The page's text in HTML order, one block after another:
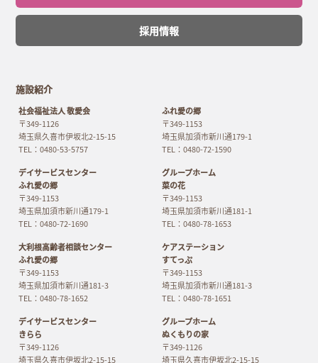
採用情報
施設紹介
社会福祉法人 敬愛会
〒349-1126
埼玉県久喜市伊坂北2-15-15
TEL：0480-53-5757
ふれ愛の郷
〒349-1153
埼玉県加須市新川通179-1
TEL：0480-72-1590
デイサービスセンター
ふれ愛の郷
〒349-1153
埼玉県加須市新川通179-1
TEL：0480-72-1690
グループホーム
菜の花
〒349-1153
埼玉県加須市新川通181-1
TEL：0480-78-1653
大利根高齢者相談センター
ふれ愛の郷
〒349-1153
埼玉県加須市新川通181-3
TEL：0480-78-1652
ケアステーション
すてっぷ
〒349-1153
埼玉県加須市新川通181-3
TEL：0480-78-1651
デイサービスセンター
きらら
〒349-1126
埼玉県久喜市伊坂北2-15-15
グループホーム
ぬくもりの家
〒349-1126
埼玉県久喜市伊坂北2-15-15